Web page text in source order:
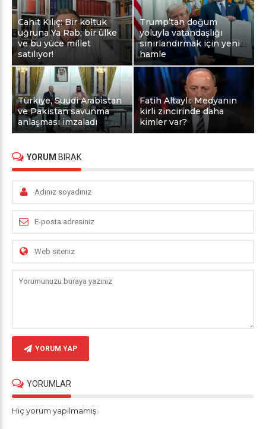
Cahit Kılıç: Bir koltuk
uğruna Ya Rab; bir ülke
ve bu yüce millet
satılıyor!
Trump’tan doğum
yoluyla vatandaşlığı
sınırlandırmak için yeni
hamle
Türkiye, Suudi Arabistan
ve Pakistan savunma
anlaşması imzaladı
Fatih Altaylı: Medyanın
kirli zincirinde daha
kimler var?
YORUM BIRAK
YORUM YAP
YORUMLAR
Hiç yorum yapılmamış.